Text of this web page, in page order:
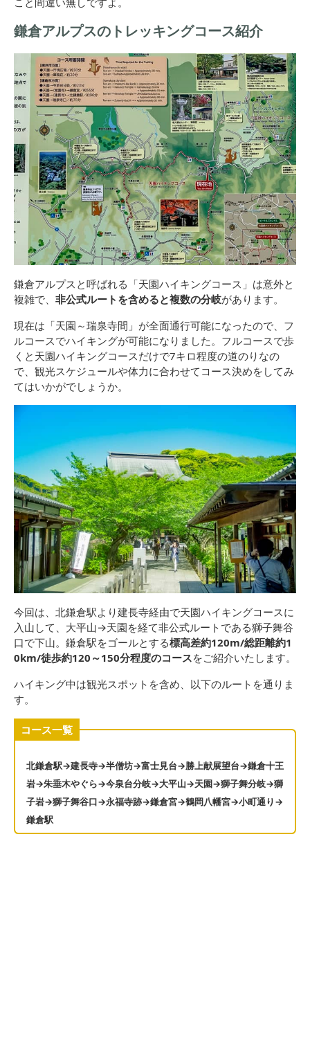
鎌倉アルプスのトレッキングコース紹介
鎌倉アルプスと呼ばれる「天園ハイキングコース」は意外と
複雑で、 非公式ルートを含めると複数の分岐があります。
現在は「天園～瑞泉寺間」が全面通行可能になったので、フ
ルコースでハイキングが可能になりました。フルコースで歩
くと天園ハイキングコースだけで7キロ程度の道のりなの
で、観光スケジュールや体力に合わせてコース決めをしてみ
てはいかがでしょうか。
今回は、北鎌倉駅より建長寺経由で天園ハイキングコースに
入山して、大平山→天園を経て非公式ルートである獅子舞谷
口で下山。鎌倉駅をゴールとする標高差約120m/総距離約1
0km/徒歩約120～150分程度のコースをご紹介いたします。
ハイキング中は観光スポットを含め、以下のルートを通りま
す。
コース一覧
北鎌倉駅→建長寺→半僧坊→富士見台→勝上献展望台→鎌倉十王
岩→朱垂木やぐら→今泉台分岐→大平山→天園→獅子舞分岐→獅
子岩→獅子舞谷口→永福寺跡→鎌倉宮→鶴岡八幡宮→小町通り→
鎌倉駅